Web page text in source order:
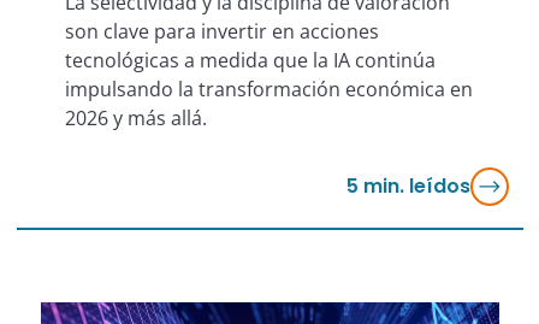
son clave para invertir en acciones
tecnológicas a medida que la IA continúa
impulsando la transformación económica en
2026 y más allá.
5 min. leídos